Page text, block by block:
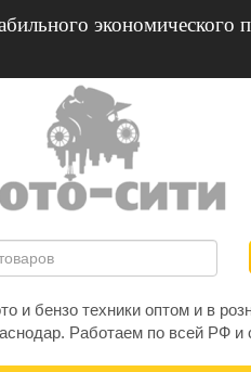
экономического
и бензо техники оптом и в
Работаем по всей РФ и